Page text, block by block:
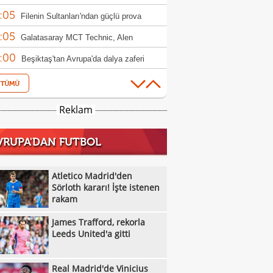
Filenin Sultanları'ndan güçlü prova
Galatasaray MCT Technic, Alen
kadrosuna kattı
Beşiktaş'tan Avrupa'da dalya zaferi
Beşiktaş Kadın Futbol Takımı, üç golle
Emirhan Topçu: "Topun oraya geleceğini
Beşiktaş'ta inanılmaz rakam: Alexander
Galatasaray'dan suç duyurusu
James Trafford, rekorla Leeds United'a
Kassoum Ouattara, 6 dakikada kırmızı
gördü!Aleksey Batrakov için Galatasaray
Reklam
FUTBOL
Atletico Madrid'den
Sörloth kararı! İşte istenen
rakam
James Trafford, rekorla
Leeds United'a gitti
Real Madrid'de Vinicius